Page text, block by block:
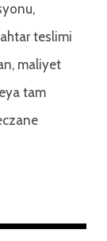
teslimi
maliyet
tam